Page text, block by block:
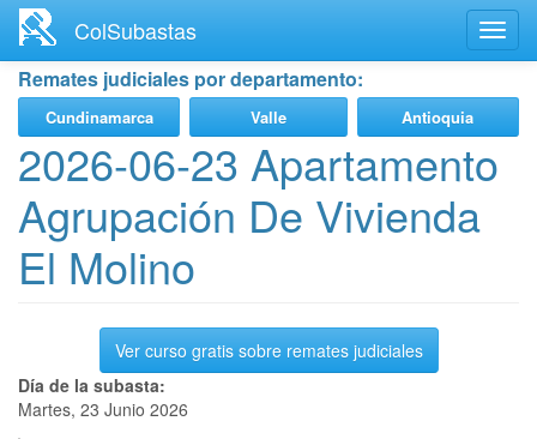
contenido
principal
ColSubastas
Remates judiciales por departamento:
Cundinamarca Valle Antioquia
2026-06-23 Apartamento
Agrupación De Vivienda
El Molino
Ver curso gratis sobre remates judiciales
Día de la subasta:
Martes, 23 Junio 2026